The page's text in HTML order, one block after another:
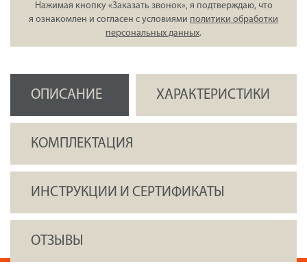
Нажимая кнопку «Заказать звонок», я подтверждаю, что
я ознакомлен и согласен с условиями политики обработки
персональных данных.
ОПИСАНИЕ ХАРАКТЕРИСТИКИ
КОМПЛЕКТАЦИЯ
ИНСТРУКЦИИ И СЕРТИФИКАТЫ
ОТЗЫВЫ